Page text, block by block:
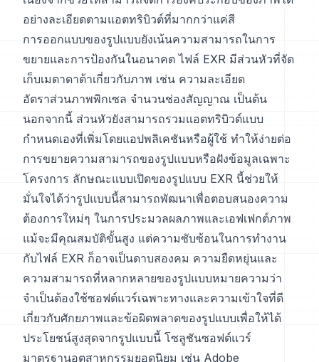
อย่างละเอียดตามแอตทริบิวต์ที่มากกว่าแค่สี
การออกแบบของรูปแบบยังเน้นความสามารถในการ
ขยายและการป้องกันในอนาคต ไฟล์ EXR มีส่วนหัวที่จัด
เก็บเมตาดาต้าเกี่ยวกับภาพ เช่น ความละเอียด
อัตราส่วนภาพพิกเซล จำนวนช่องสัญญาณ เป็นต้น
นอกจากนี้ ส่วนหัวยังสามารถรวมแอตทริบิวต์แบบ
กำหนดเองที่เพิ่มโดยแอปพลิเคชันหรือผู้ใช้ ทำให้ง่ายต่อ
การขยายความสามารถของรูปแบบหรือฝังข้อมูลเฉพาะ
โครงการ ลักษณะแบบเปิดของรูปแบบ EXR นี้ช่วยให้
มั่นใจได้ว่ารูปแบบนี้สามารถพัฒนาเพื่อตอบสนองความ
ต้องการใหม่ๆ ในการประมวลผลภาพและเอฟเฟกต์ภาพ
แม้จะมีคุณสมบัติขั้นสูง แต่ความซับซ้อนในการทำงาน
กับไฟล์ EXR ก็อาจเป็นดาบสองคม ความยืดหยุ่นและ
ความสามารถที่หลากหลายของรูปแบบหมายความว่า
จำเป็นต้องใช้ซอฟต์แวร์เฉพาะทางและความเข้าใจที่ดี
เกี่ยวกับศักยภาพและข้อผิดพลาดของรูปแบบเพื่อให้ได้
ประโยชน์สูงสุดจากรูปแบบนี้ โซลูชันซอฟต์แวร์
มาตรฐานอุตสาหกรรมยอดนิยม เช่น Adobe